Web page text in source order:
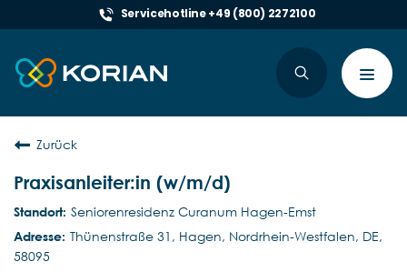
Servicehotline +49 (800) 2272100
Zurück
Praxisanleiter:in (w/m/d)
Seniorenresidenz Curanum Hagen-Emst
Thünenstraße 31, Hagen, Nordrhein-Westfalen, DE,
58095